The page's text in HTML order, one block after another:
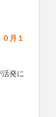
月１
発に